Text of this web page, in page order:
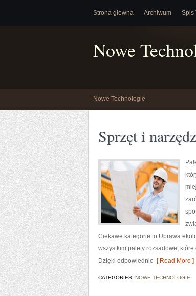
Strona główna Archiwum Spis
Nowe
Nowe Technologie
Sprzęt i
Ciekawe kategorie to Uprawa
wszystkim palety rozsadowe,
Dzięki odpowiednio [ Read More ]
CATEGORIES: NOWE TECHNOLOGIE